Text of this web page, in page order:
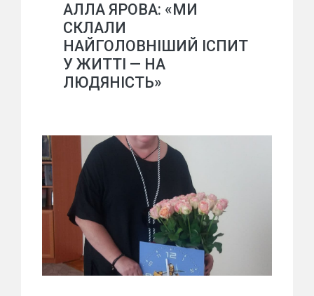
АЛЛА ЯРОВА: «МИ
СКЛАЛИ
НАЙГОЛОВНІШИЙ ІСПИТ
У ЖИТТІ — НА
ЛЮДЯНІСТЬ»